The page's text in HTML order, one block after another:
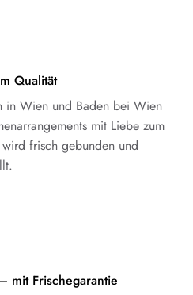
Qualität
in Wien und Baden bei Wien
mit Liebe zum
frisch gebunden und
mit Frischegarantie